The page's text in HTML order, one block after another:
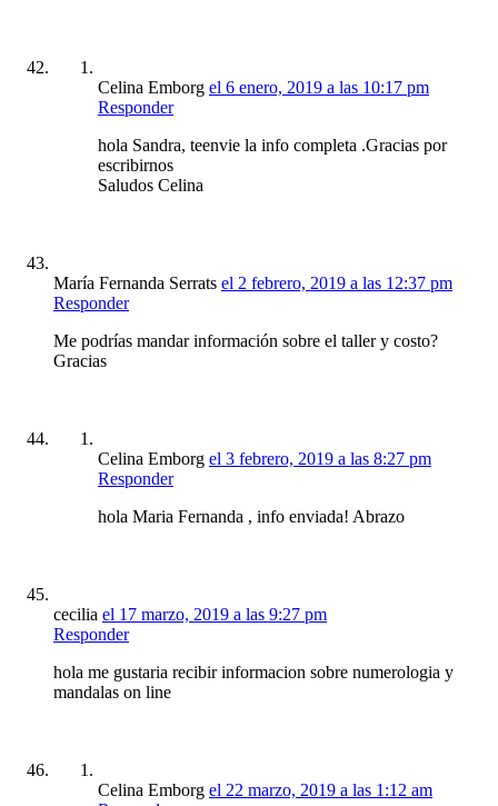
Celina Emborg el 6 enero, 2019 a las 10:17 pm
Responder
hola Sandra, teenvie la info completa .Gracias por
escribirnos
Saludos Celina
María Fernanda Serrats el 2 febrero, 2019 a las 12:37 pm
Responder
Me podrías mandar información sobre el taller y costo?
Gracias
Celina Emborg el 3 febrero, 2019 a las 8:27 pm
Responder
hola Maria Fernanda , info enviada! Abrazo
cecilia el 17 marzo, 2019 a las 9:27 pm
Responder
hola me gustaria recibir informacion sobre numerologia y
mandalas on line
Celina Emborg el 22 marzo, 2019 a las 1:12 am